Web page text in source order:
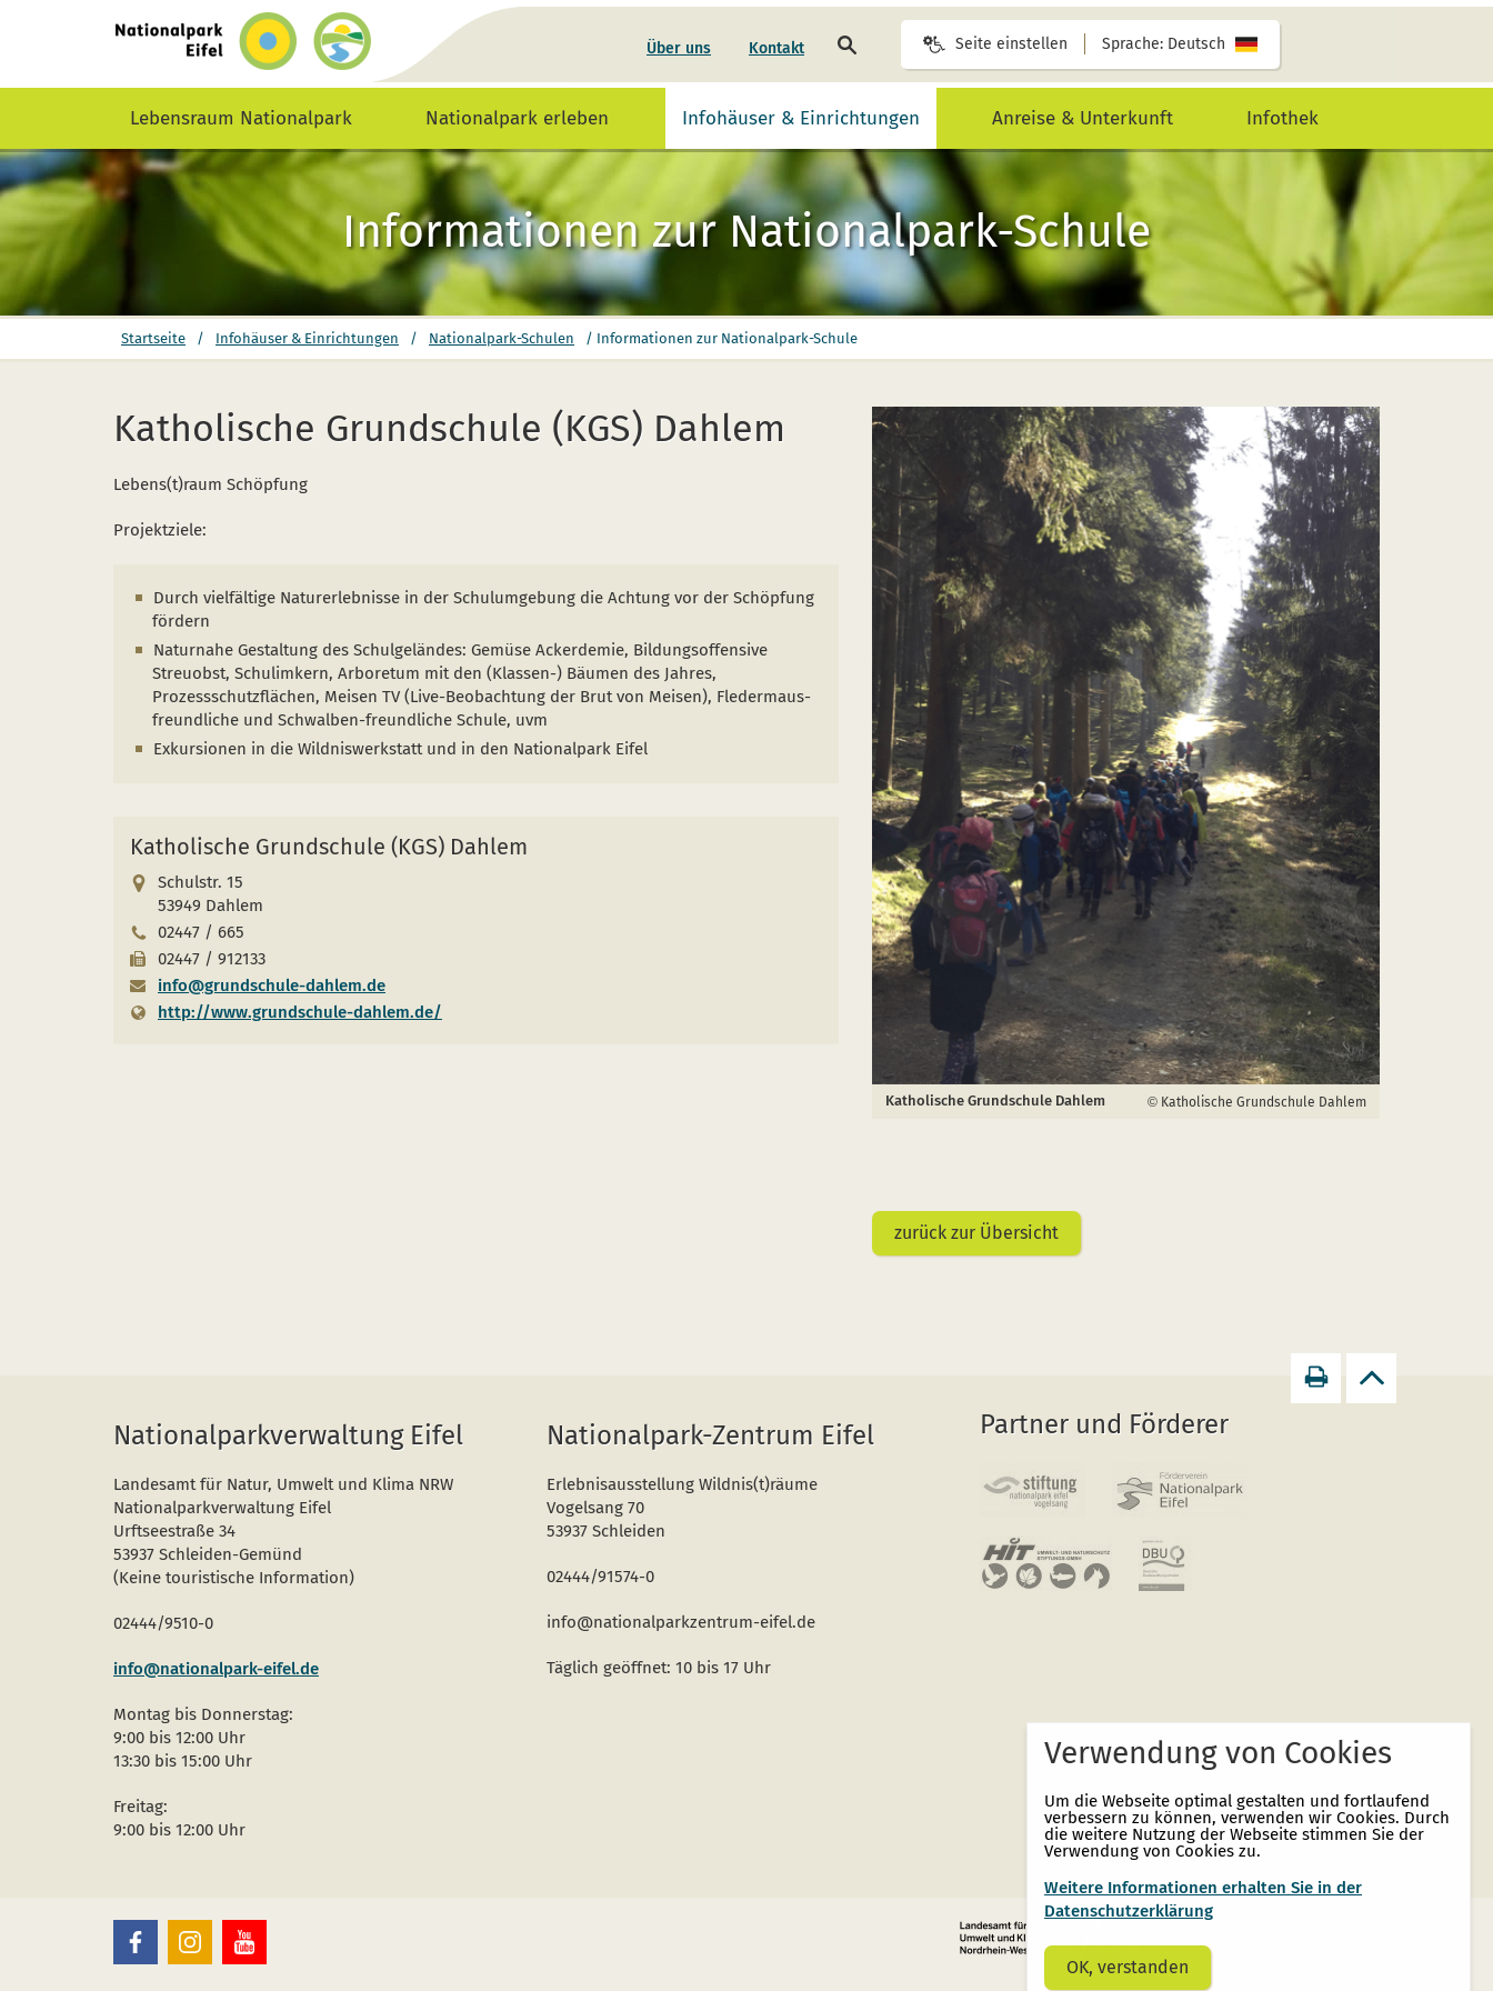
Startseite
Über uns Kontakt
durchsuchen
Seite einstellen Sprache: Deutsch
Lebensraum Nationalpark Nationalpark erleben Infohäuser & Einrichtungen Anreise & Unterkunft Infothek
Informationen zur Nationalpark-Schule
sich
Startseite / Infohäuser & Einrichtungen / Nationalpark-Schulen / Informationen zur Nationalpark-Schule
Katholische Grundschule (KGS) Dahlem
Lebens(t)raum Schöpfung
Projektziele:
Durch vielfältige Naturerlebnisse in der Schulumgebung die Achtung vor der Schöpfung
fördern
Naturnahe Gestaltung des Schulgeländes: Gemüse Ackerdemie, Bildungsoffensive
Streuobst, Schulimkern, Arboretum mit den (Klassen-) Bäumen des Jahres,
Prozessschutzflächen, Meisen TV (Live-Beobachtung der Brut von Meisen), Fledermaus-
freundliche und Schwalben-freundliche Schule, uvm
Exkursionen in die Wildniswerkstatt und in den Nationalpark Eifel
Katholische Grundschule (KGS) Dahlem
Schulstr. 15
53949 Dahlem
02447 / 665
02447 / 912133
info@grundschule-dahlem.de
http://www.grundschule-dahlem.de/
Katholische Grundschule Dahlem Katholische Grundschule Dahlem
zurück zur Übersicht
Nationalparkverwaltung Eifel
Landesamt für Natur, Umwelt und Klima NRW
Nationalparkverwaltung Eifel
Urftseestraße 34
53937 Schleiden-Gemünd
(Keine touristische Information)
02444/9510-0
info@nationalpark-eifel.de
Montag bis Donnerstag:
9:00 bis 12:00 Uhr
13:30 bis 15:00 Uhr
Freitag:
9:00 bis 12:00 Uhr
Nationalpark-Zentrum Eifel
Erlebnisausstellung Wildnis(t)räume
Vogelsang 70
53937 Schleiden
02444/91574-0
info@nationalparkzentrum-eifel.de
Täglich geöffnet: 10 bis 17 Uhr
Partner und Förderer
Nationalpark
Eifel
auf
Nationalpark
Eifel
auf
Eifel
auf
Verwendung von Cookies
Um die Webseite optimal gestalten und fortlaufend
verbessern zu können, verwenden wir Cookies. Durch
die weitere Nutzung der Webseite stimmen Sie der
Verwendung von Cookies zu.
Weitere Informationen erhalten Sie in der
Datenschutzerklärung
OK, verstanden